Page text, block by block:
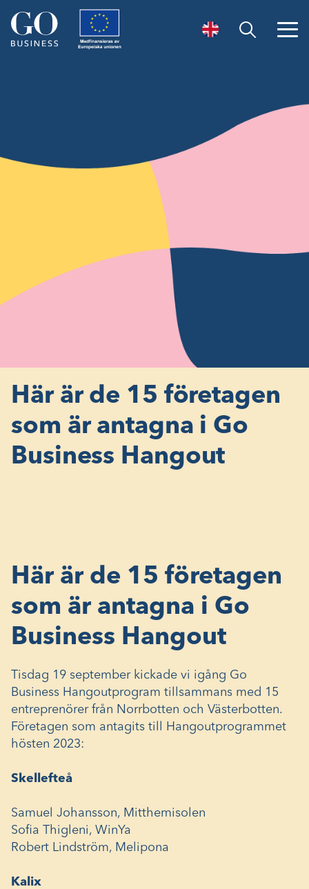
Öppna sök
Här är de 15 företagen
som är antagna i Go
Business Hangout
Här är de 15 företagen
som är antagna i Go
Business Hangout
Tisdag 19 september kickade vi igång Go
Business Hangoutprogram tillsammans med 15
entreprenörer från Norrbotten och Västerbotten.
Företagen som antagits till Hangoutprogrammet
hösten 2023:
Skellefteå
Samuel Johansson, Mitthemisolen
Sofia Thigleni, WinYa
Robert Lindström, Melipona
Kalix